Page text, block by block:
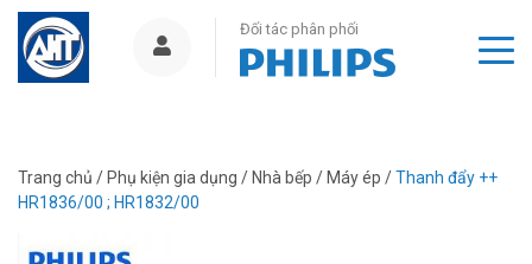
Đối tác phân phối
Trang chủ / Phụ kiện gia dụng / Nhà bếp / Máy ép /Thanh đẩy ++
HR1836/00 ; HR1832/00